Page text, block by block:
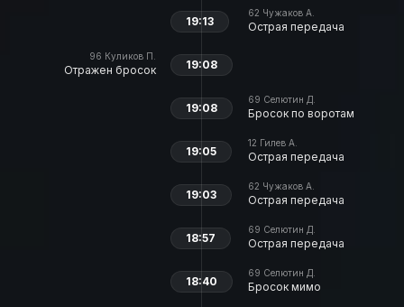
62 Чужаков А.
Острая передача
19:13
96 Куликов П.
Отражен бросок 19:08
69 Селютин Д.
Бросок по воротам
19:08
12 Гилев А.
Острая передача
19:05
62 Чужаков А.
Острая передача
19:03
69 Селютин Д.
Острая передача
18:57
69 Селютин Д.
Бросок мимо
18:40